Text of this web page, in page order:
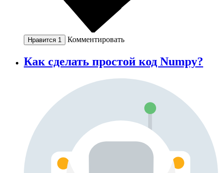
Нравится 1 Комментировать
Как сделать простой код Numpy?